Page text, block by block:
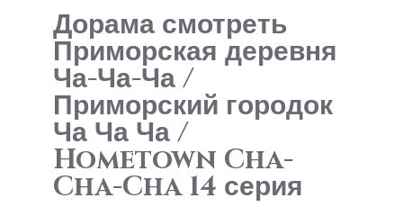
Дорама смотреть
Приморская деревня
Ча-Ча-Ча /
Приморский городок
Ча Ча Ча /
Hometown Cha-
Cha-Cha 14 серия